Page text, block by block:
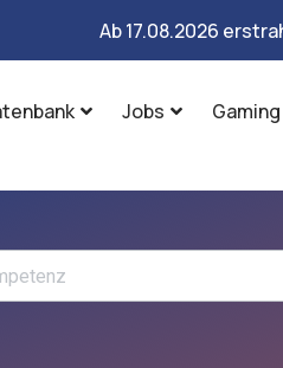
Ab 17.08.2026
Jobs